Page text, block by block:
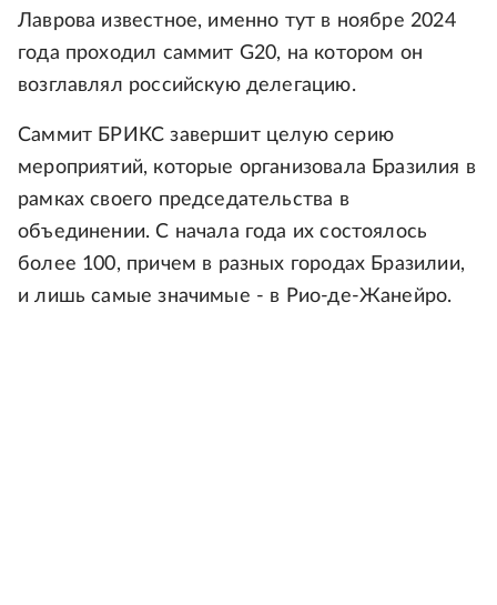
Лаврова известное, именно тут в ноябре 2024
года проходил саммит G20, на котором он
возглавлял российскую делегацию.
Саммит БРИКС завершит целую серию
мероприятий, которые организовала Бразилия в
рамках своего председательства в
объединении. С начала года их состоялось
более 100, причем в разных городах Бразилии,
и лишь самые значимые - в Рио-де-Жанейро.